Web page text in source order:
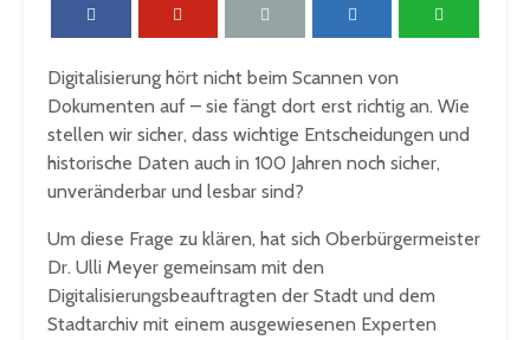
Digitalisierung hört nicht beim Scannen von
Dokumenten auf – sie fängt dort erst richtig an. Wie
stellen wir sicher, dass wichtige Entscheidungen und
historische Daten auch in 100 Jahren noch sicher,
unveränderbar und lesbar sind?
Um diese Frage zu klären, hat sich Oberbürgermeister
Dr. Ulli Meyer gemeinsam mit den
Digitalisierungsbeauftragten der Stadt und dem
Stadtarchiv mit einem ausgewiesenen Experten